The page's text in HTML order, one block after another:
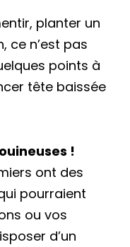
planter un
ce n’est pas
points à
tête baissée
!
ont des
pourraient
ou vos
d’un